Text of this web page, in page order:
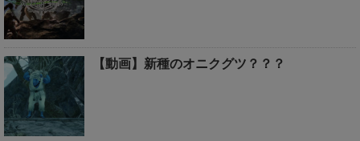
【動画】新種のオニクグツ？？？